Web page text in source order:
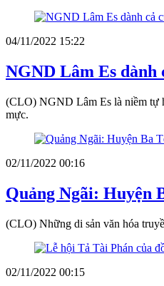
04/11/2022 15:22
NGND Lâm Es dành
(CLO) NGND Lâm Es là niềm tự
mực.
02/11/2022 00:16
Quảng Ngãi: Huyện
(CLO) Những di sản văn hóa
02/11/2022 00:15